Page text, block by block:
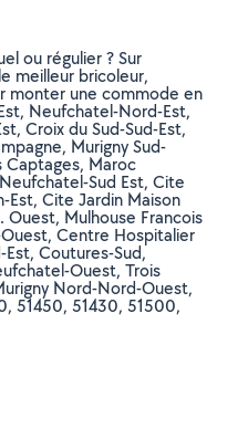
ou régulier ? Sur
meilleur bricoleur,
monter une commode en
Neufchatel-Nord-Est,
Croix du Sud-Sud-Est,
Murigny Sud-
Maroc
Sud Est, Cite
Est, Cite Jardin Maison
Ouest, Mulhouse Francois
Centre Hospitalier
Est, Coutures-Sud,
Ouest, Trois
Nord-Nord-Ouest,
51450, 51430, 51500,